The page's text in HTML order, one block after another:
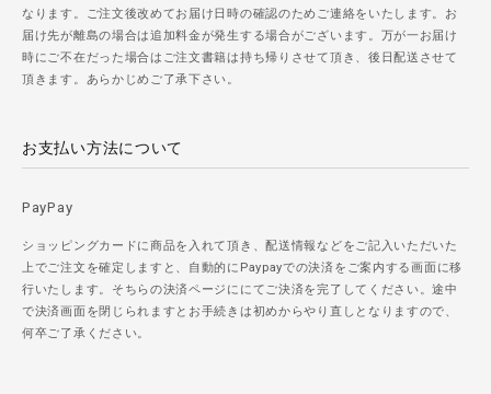
なります。ご注文後改めてお届け日時の確認のためご連絡をいたします。お
届け先が離島の場合は追加料金が発生する場合がございます。万が一お届け
時にご不在だった場合はご注文書籍は持ち帰りさせて頂き、後日配送させて
頂きます。あらかじめご了承下さい。
お支払い方法について
PayPay
ショッピングカードに商品を入れて頂き、配送情報などをご記入いただいた
上でご注文を確定しますと、自動的にPaypayでの決済をご案内する画面に移
行いたします。そちらの決済ページににてご決済を完了してください。途中
で決済画面を閉じられますとお手続きは初めからやり直しとなりますので、
何卒ご了承ください。